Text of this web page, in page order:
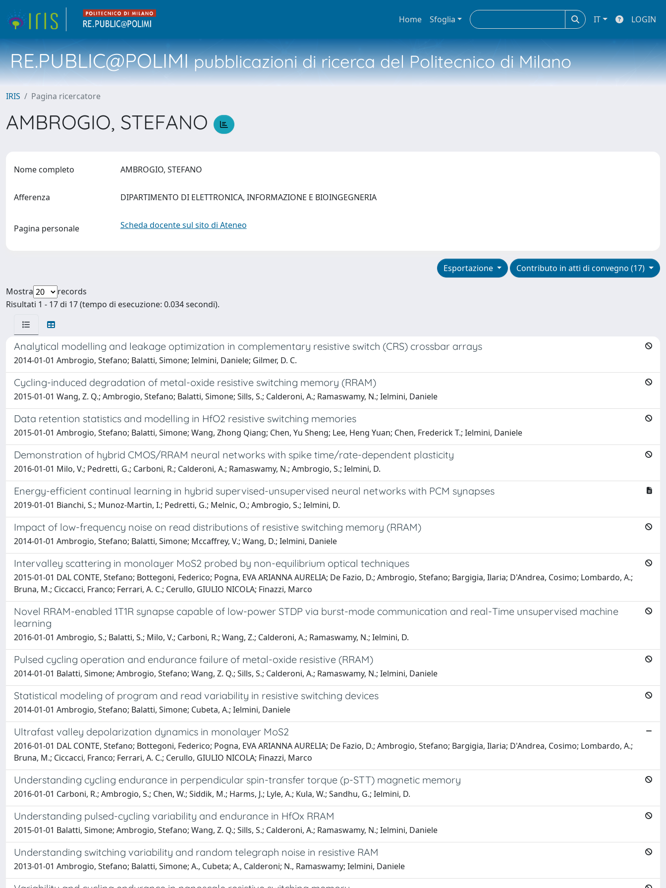
Home Sfoglia IT LOGIN
RE.PUBLIC@POLIMIpubblicazioni di ricerca del Politecnico di Milano
IRIS Pagina ricercatore
AMBROGIO, STEFANO
Nome completo AMBROGIO, STEFANO
Afferenza DIPARTIMENTO DI ELETTRONICA, INFORMAZIONE E BIOINGEGNERIA
Pagina personale Scheda docente sul sito di Ateneo
Contributo in atti di convegno (17)
Esportazione
Mostra
records
Risultati 1 - 17 di 17 (tempo di esecuzione: 0.034 secondi).
Analytical modelling and leakage optimization in complementary resistive switch (CRS) crossbar arrays
2014-01-01 Ambrogio, Stefano; Balatti, Simone; Ielmini, Daniele; Gilmer, D. C.
Cycling-induced degradation of metal-oxide resistive switching memory (RRAM)
2015-01-01 Wang, Z. Q.; Ambrogio, Stefano; Balatti, Simone; Sills, S.; Calderoni, A.; Ramaswamy, N.; Ielmini, Daniele
Data retention statistics and modelling in HfO2 resistive switching memories
2015-01-01 Ambrogio, Stefano; Balatti, Simone; Wang, Zhong Qiang; Chen, Yu Sheng; Lee, Heng Yuan; Chen, Frederick T.; Ielmini, Daniele
Demonstration of hybrid CMOS/RRAM neural networks with spike time/rate-dependent plasticity
2016-01-01 Milo, V.; Pedretti, G.; Carboni, R.; Calderoni, A.; Ramaswamy, N.; Ambrogio, S.; Ielmini, D.
Energy-efficient continual learning in hybrid supervised-unsupervised neural networks with PCM synapses
2019-01-01 Bianchi, S.; Munoz-Martin, I.; Pedretti, G.; Melnic, O.; Ambrogio, S.; Ielmini, D.
Impact of low-frequency noise on read distributions of resistive switching memory (RRAM)
2014-01-01 Ambrogio, Stefano; Balatti, Simone; Mccaffrey, V.; Wang, D.; Ielmini, Daniele
Intervalley scattering in monolayer MoS2 probed by non-equilibrium optical techniques
2015-01-01 DAL CONTE, Stefano; Bottegoni, Federico; Pogna, EVA ARIANNA AURELIA; De Fazio, D.; Ambrogio, Stefano; Bargigia, Ilaria; D'Andrea, Cosimo; Lombardo, A.;
Bruna, M.; Ciccacci, Franco; Ferrari, A. C.; Cerullo, GIULIO NICOLA; Finazzi, Marco
Novel RRAM-enabled 1T1R synapse capable of low-power STDP via burst-mode communication and real-Time unsupervised machine
learning
2016-01-01 Ambrogio, S.; Balatti, S.; Milo, V.; Carboni, R.; Wang, Z.; Calderoni, A.; Ramaswamy, N.; Ielmini, D.
Pulsed cycling operation and endurance failure of metal-oxide resistive (RRAM)
2014-01-01 Balatti, Simone; Ambrogio, Stefano; Wang, Z. Q.; Sills, S.; Calderoni, A.; Ramaswamy, N.; Ielmini, Daniele
Statistical modeling of program and read variability in resistive switching devices
2014-01-01 Ambrogio, Stefano; Balatti, Simone; Cubeta, A.; Ielmini, Daniele
Ultrafast valley depolarization dynamics in monolayer MoS2
2016-01-01 DAL CONTE, Stefano; Bottegoni, Federico; Pogna, EVA ARIANNA AURELIA; De Fazio, D.; Ambrogio, Stefano; Bargigia, Ilaria; D'Andrea, Cosimo; Lombardo, A.;
Bruna, M.; Ciccacci, Franco; Ferrari, A. C.; Cerullo, GIULIO NICOLA; Finazzi, Marco
Understanding cycling endurance in perpendicular spin-transfer torque (p-STT) magnetic memory
2016-01-01 Carboni, R.; Ambrogio, S.; Chen, W.; Siddik, M.; Harms, J.; Lyle, A.; Kula, W.; Sandhu, G.; Ielmini, D.
Understanding pulsed-cycling variability and endurance in HfOx RRAM
2015-01-01 Balatti, Simone; Ambrogio, Stefano; Wang, Z. Q.; Sills, S.; Calderoni, A.; Ramaswamy, N.; Ielmini, Daniele
Understanding switching variability and random telegraph noise in resistive RAM
2013-01-01 Ambrogio, Stefano; Balatti, Simone; A., Cubeta; A., Calderoni; N., Ramaswamy; Ielmini, Daniele